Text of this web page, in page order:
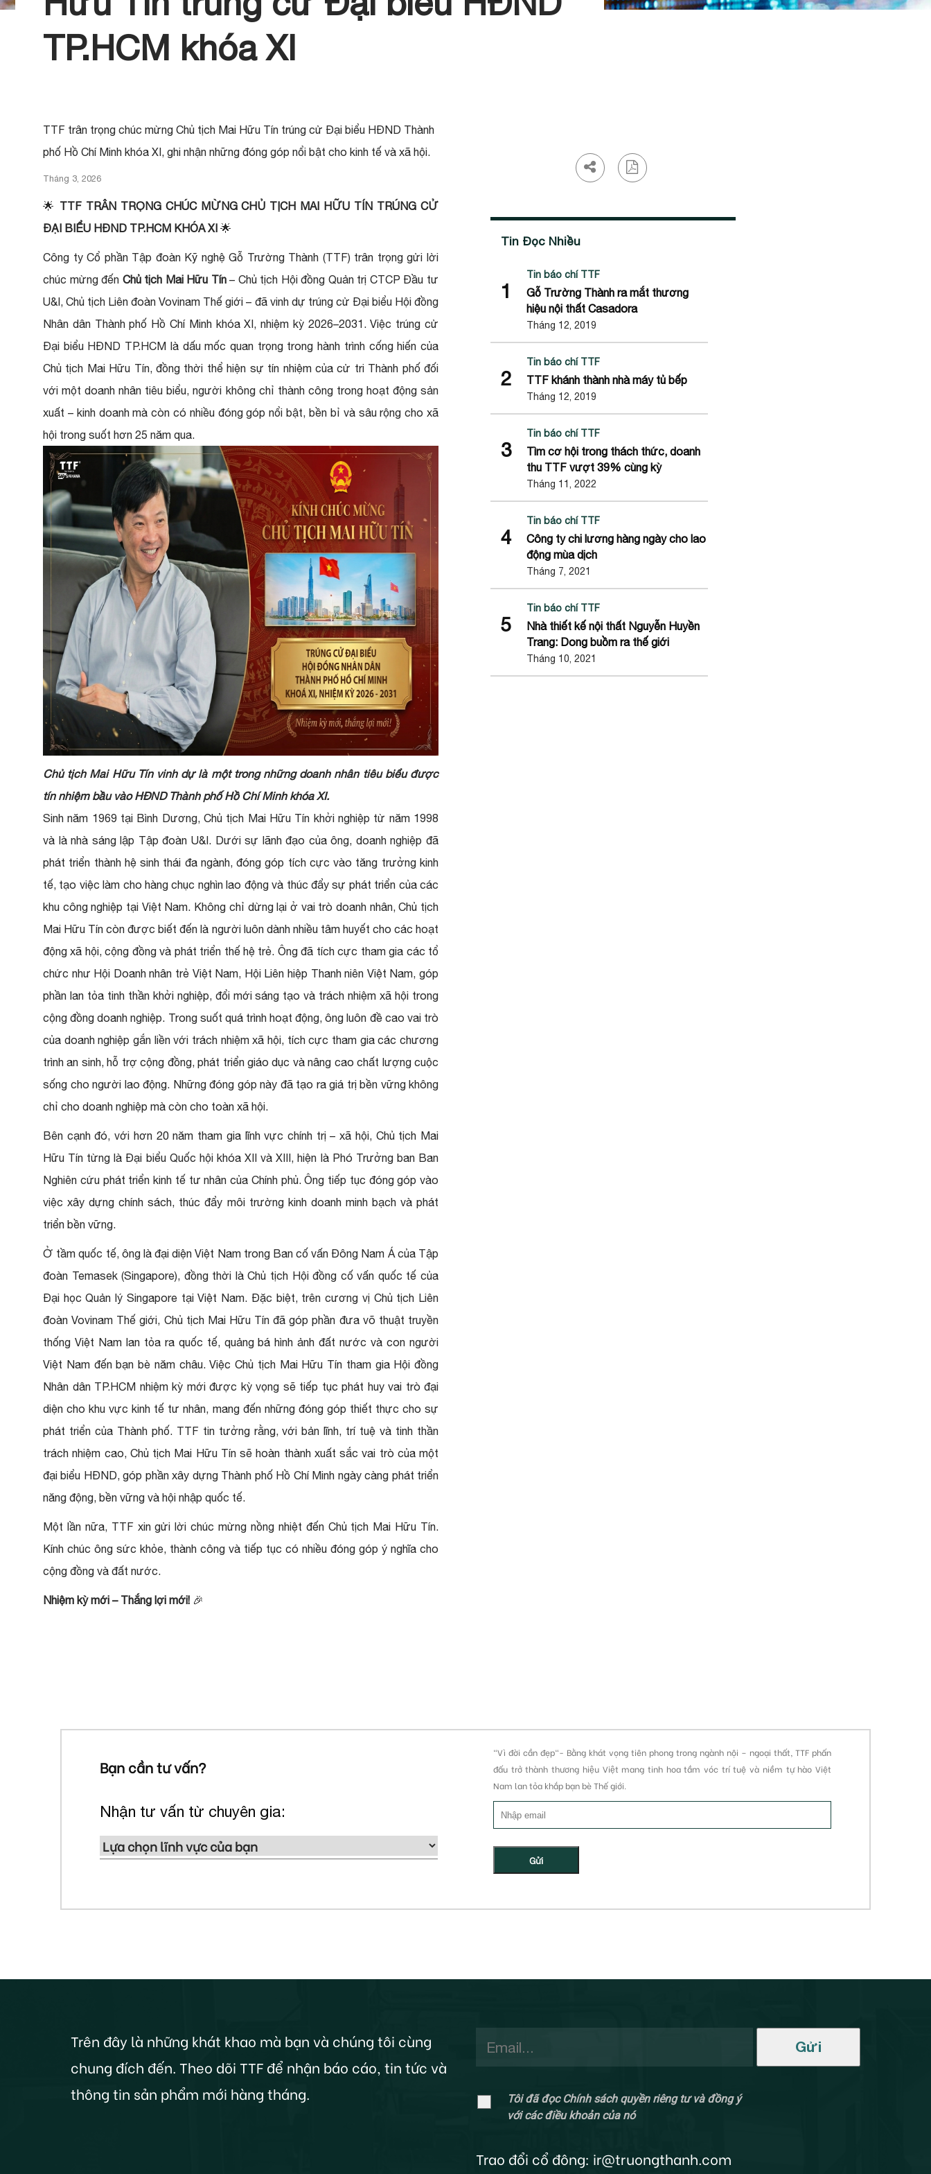
TP.HCM khóa XI
TTF trân trọng chúc mừng Chủ tịch Mai Hữu Tín trúng cử Đại biểu HĐND Thành
phố Hồ Chí Minh khóa XI, ghi nhận những đóng góp nổi bật cho kinh tế và xã hội.
Tháng 3, 2026
🌟 TTF TRÂN TRỌNG CHÚC MỪNG CHỦ TỊCH MAI HỮU TÍN TRÚNG CỬ
ĐẠI BIỂU HĐND TP.HCM KHÓA XI 🌟
Công ty Cổ phần Tập đoàn Kỹ nghệ Gỗ Trường Thành (TTF) trân trọng gửi lời
chúc mừng đến Chủ tịch Mai Hữu Tín– Chủ tịch Hội đồng Quản trị CTCP Đầu tư
U&I, Chủ tịch Liên đoàn Vovinam Thế giới – đã vinh dự trúng cử Đại biểu Hội đồng
Nhân dân Thành phố Hồ Chí Minh khóa XI, nhiệm kỳ 2026–2031. Việc trúng cử
Đại biểu HĐND TP.HCM là dấu mốc quan trọng trong hành trình cống hiến của
Chủ tịch Mai Hữu Tín, đồng thời thể hiện sự tín nhiệm của cử tri Thành phố đối
với một doanh nhân tiêu biểu, người không chỉ thành công trong hoạt động sản
xuất – kinh doanh mà còn có nhiều đóng góp nổi bật, bền bỉ và sâu rộng cho xã
hội trong suốt hơn 25 năm qua.
Chủ tịch Mai Hữu Tín vinh dự là một trong những doanh nhân tiêu biểu được
tín nhiệm bầu vào HĐND Thành phố Hồ Chí Minh khóa XI.
Sinh năm 1969 tại Bình Dương, Chủ tịch Mai Hữu Tín khởi nghiệp từ năm 1998
và là nhà sáng lập Tập đoàn U&I. Dưới sự lãnh đạo của ông, doanh nghiệp đã
phát triển thành hệ sinh thái đa ngành, đóng góp tích cực vào tăng trưởng kinh
tế, tạo việc làm cho hàng chục nghìn lao động và thúc đẩy sự phát triển của các
khu công nghiệp tại Việt Nam. Không chỉ dừng lại ở vai trò doanh nhân, Chủ tịch
Mai Hữu Tín còn được biết đến là người luôn dành nhiều tâm huyết cho các hoạt
động xã hội, cộng đồng và phát triển thế hệ trẻ. Ông đã tích cực tham gia các tổ
chức như Hội Doanh nhân trẻ Việt Nam, Hội Liên hiệp Thanh niên Việt Nam, góp
phần lan tỏa tinh thần khởi nghiệp, đổi mới sáng tạo và trách nhiệm xã hội trong
cộng đồng doanh nghiệp. Trong suốt quá trình hoạt động, ông luôn đề cao vai trò
của doanh nghiệp gắn liền với trách nhiệm xã hội, tích cực tham gia các chương
trình an sinh, hỗ trợ cộng đồng, phát triển giáo dục và nâng cao chất lượng cuộc
sống cho người lao động. Những đóng góp này đã tạo ra giá trị bền vững không
chỉ cho doanh nghiệp mà còn cho toàn xã hội.
Bên cạnh đó, với hơn 20 năm tham gia lĩnh vực chính trị – xã hội, Chủ tịch Mai
Hữu Tín từng là Đại biểu Quốc hội khóa XII và XIII, hiện là Phó Trưởng ban Ban
Nghiên cứu phát triển kinh tế tư nhân của Chính phủ. Ông tiếp tục đóng góp vào
việc xây dựng chính sách, thúc đẩy môi trường kinh doanh minh bạch và phát
triển bền vững.
Ở tầm quốc tế, ông là đại diện Việt Nam trong Ban cố vấn Đông Nam Á của Tập
đoàn Temasek (Singapore), đồng thời là Chủ tịch Hội đồng cố vấn quốc tế của
Đại học Quản lý Singapore tại Việt Nam. Đặc biệt, trên cương vị Chủ tịch Liên
đoàn Vovinam Thế giới, Chủ tịch Mai Hữu Tín đã góp phần đưa võ thuật truyền
thống Việt Nam lan tỏa ra quốc tế, quảng bá hình ảnh đất nước và con người
Việt Nam đến bạn bè năm châu. Việc Chủ tịch Mai Hữu Tín tham gia Hội đồng
Nhân dân TP.HCM nhiệm kỳ mới được kỳ vọng sẽ tiếp tục phát huy vai trò đại
diện cho khu vực kinh tế tư nhân, mang đến những đóng góp thiết thực cho sự
phát triển của Thành phố. TTF tin tưởng rằng, với bản lĩnh, trí tuệ và tinh thần
trách nhiệm cao, Chủ tịch Mai Hữu Tín sẽ hoàn thành xuất sắc vai trò của một
đại biểu HĐND, góp phần xây dựng Thành phố Hồ Chí Minh ngày càng phát triển
năng động, bền vững và hội nhập quốc tế.
Một lần nữa, TTF xin gửi lời chúc mừng nồng nhiệt đến Chủ tịch Mai Hữu Tín.
Kính chúc ông sức khỏe, thành công và tiếp tục có nhiều đóng góp ý nghĩa cho
cộng đồng và đất nước.
Nhiệm kỳ mới – Thắng lợi mới! 🎉
Tin Đọc Nhiều
1
Tin báo chí TTF
Gỗ Trường Thành ra mắt thương
hiệu nội thất Casadora
Tháng 12, 2019
2
Tin báo chí TTF
TTF khánh thành nhà máy tủ bếp
Tháng 12, 2019
3
Tin báo chí TTF
Tìm cơ hội trong thách thức, doanh
thu TTF vượt 39% cùng kỳ
Tháng 11, 2022
4
Tin báo chí TTF
Công ty chi lương hàng ngày cho lao
động mùa dịch
Tháng 7, 2021
5
Tin báo chí TTF
Nhà thiết kế nội thất Nguyễn Huyền
Trang: Dong buồm ra thế giới
Tháng 10, 2021
Bạn cần tư vấn?
Nhận tư vấn từ chuyên gia:
"Vì đời cần đẹp"- Bằng khát vọng tiên phong trong ngành nội – ngoại thất, TTF phấn
đấu trở thành thương hiệu Việt mang tinh hoa tầm vóc trí tuệ và niềm tự hào Việt
Nam lan tỏa khắp bạn bè Thế giới.
Gửi
Trên đây là những khát khao mà bạn và chúng tôi cùng
chung đích đến. Theo dõi TTF để nhận báo cáo, tin tức và
thông tin sản phẩm mới hàng tháng.
Tôi đã đọc Chính sách quyền riêng tư và đồng ý
với các điều khoản của nó
Gửi
Trao đổi cổ đông: ir@truongthanh.com